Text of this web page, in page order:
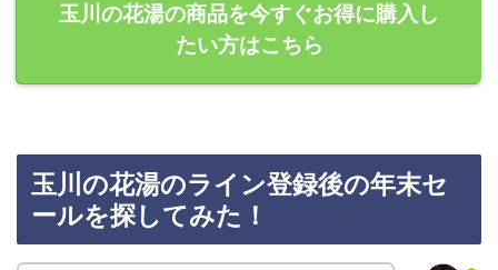
玉川の花湯の商品を今すぐお得に購入し
たい方はこちら
玉川の花湯のライン登録後の年末セ
ールを探してみた！